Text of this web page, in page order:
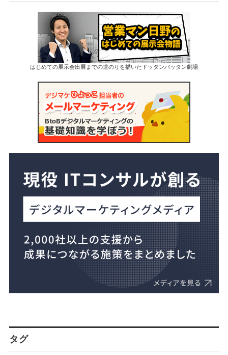
はじめての展示会出展までの道のりを描いたドッタンバッタン劇場
タグ